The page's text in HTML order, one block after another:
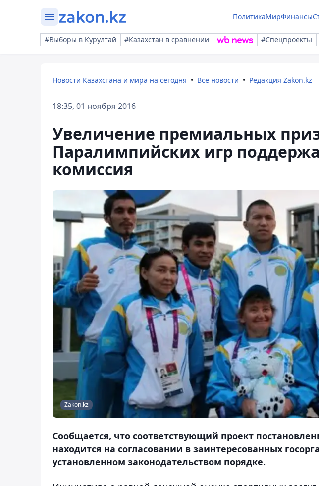
ПолитикаМирФинансы
#Выборы в Курултай #Казахстан в сравнении #Спецпроекты
Новости Казахстана и мира на сегодня Все новости Редакция Zakon.kz
18:35, 01 ноября 2016
Увеличение премиальных
Паралимпийских игр
комиссия
Zakon.kz
Сообщается, что соответствующий проект
находится на согласовании в заинтересованных
установленном законодательством порядке.